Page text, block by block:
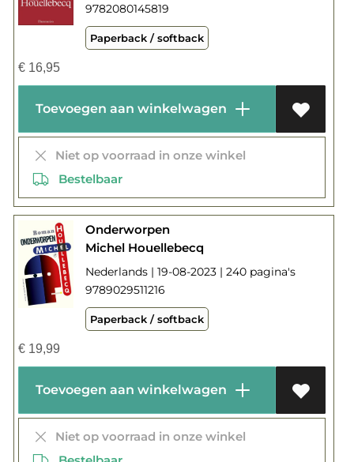
9782080145819
Paperback / softback
€16,95
Toevoegen aan winkelwagen
Niet op voorraad in onze winkel
Bestelbaar
Onderworpen
Michel Houellebecq
Nederlands | 19-08-2023 | 240 pagina's
9789029511216
Paperback / softback
€19,99
Toevoegen aan winkelwagen
Niet op voorraad in onze winkel